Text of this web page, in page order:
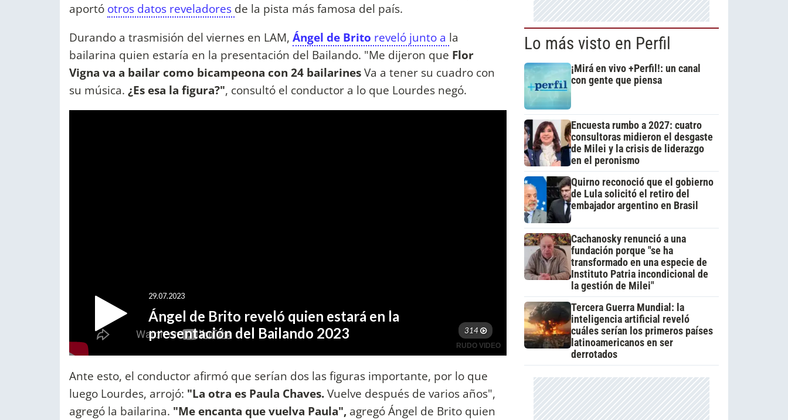
aportó otros datos reveladores de la pista más famosa del país.
Durando a trasmisión del viernes en LAM, Ángel de Brito reveló junto a la
bailarina quien estaría en la presentación del Bailando. "Me dijeron que Flor
Vigna va a bailar como bicampeona con 24 bailarinesVa a tener su cuadro con
su música. ¿Es esa la figura?", consultó el conductor a lo que Lourdes negó.
Ante esto, el conductor afirmó que serían dos las figuras importante, por lo que
luego Lourdes, arrojó: "La otra es Paula Chaves.Vuelve después de varios años",
agregó la bailarina. "Me encanta que vuelva Paula", agregó Ángel de Brito quien
Lo más visto en Perfil
¡Mirá en vivo +Perfil!: un canal
con gente que piensa
Encuesta rumbo a 2027: cuatro
consultoras midieron el desgaste
de Milei y la crisis de liderazgo
en el peronismo
Quirno reconoció que el gobierno
de Lula solicitó el retiro del
embajador argentino en Brasil
Cachanosky renunció a una
fundación porque "se ha
transformado en una especie de
Instituto Patria incondicional de
la gestión de Milei"
Tercera Guerra Mundial: la
inteligencia artificial reveló
cuáles serían los primeros países
latinoamericanos en ser
derrotados